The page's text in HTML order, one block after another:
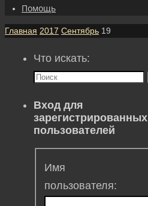
Помощь
Главная 2017 Сентябрь 19
Что искать:
Вход для
зарегистрированных
пользователей
Имя
пользователя: